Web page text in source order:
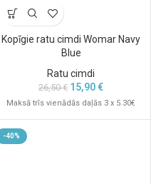
Kopīgie ratu cimdi Womar Navy
Blue
Ratu cimdi
26,50€ 15,90€
Maksā trīs vienādās daļās 3 x 5.30€
-40%